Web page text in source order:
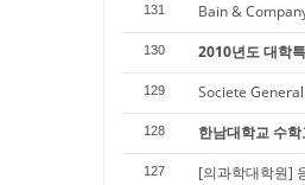
131 Bain &
130 2010년도 대학
129 Societe
128 한남대학교 수
127 [의과학대학원]